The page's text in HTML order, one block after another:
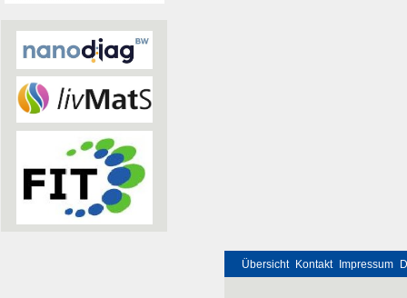
Übersicht Kontakt Impressum